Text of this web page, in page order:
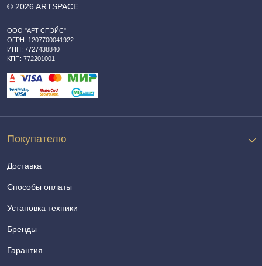
© 2026 ARTSPACE
ООО "АРТ СПЭЙС"
ОГРН: 1207700041922
ИНН: 7727438840
КПП: 772201001
Покупателю
Доставка
Способы оплаты
Установка техники
Бренды
Гарантия